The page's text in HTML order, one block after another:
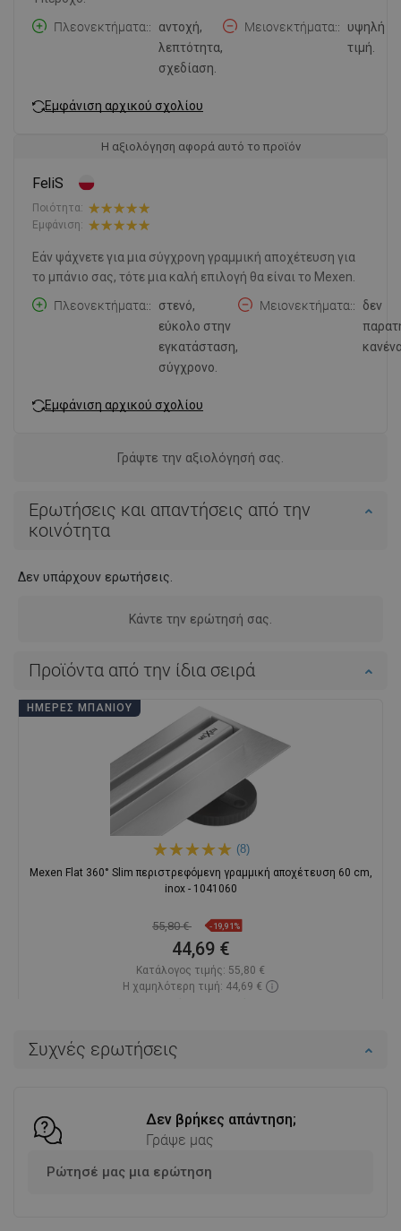
Συχνές ερωτήσεις
Δεν βρήκες απάντηση;
Γράψε μας
Ρώτησέ μας μια ερώτηση
Πλεονεκτήματα:
αντοχή,
λεπτότητα,
σχεδίαση.
Μειονεκτήματα:
υψηλή
τιμή.
Εμφάνιση αρχικού σχολίου
Η αξιολόγηση αφορά αυτό το προϊόν
FeliS
Ποιότητα:
Εμφάνιση:
Εάν ψάχνετε για μια σύγχρονη γραμμική αποχέτευση για
το μπάνιο σας, τότε μια καλή επιλογή θα είναι το Mexen.
Πλεονεκτήματα:
στενό,
εύκολο στην
εγκατάσταση,
σύγχρονο.
Μειονεκτήματα:
δεν
Εμφάνιση αρχικού σχολίου
Γράψτε την αξιολόγησή σας.
Ερωτήσεις και απαντήσεις από την
κοινότητα
Δεν υπάρχουν ερωτήσεις.
Κάντε την ερώτησή σας.
Προϊόντα από την ίδια σειρά
ΗΜΈΡΕΣ ΜΠΆΝΙΟΥ
(8)
Mexen Flat 360° Slim περιστρεφόμενη γραμμική αποχέτευση 60 cm,
inox - 1041060
55,80 € -19,91%
44,69 €
Κατάλογος τιμής: 55,80 €
Η χαμηλότερη τιμή: 44,69 €